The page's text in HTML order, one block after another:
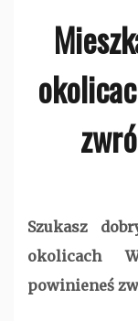
Szukasz
okolicach
powinieneś